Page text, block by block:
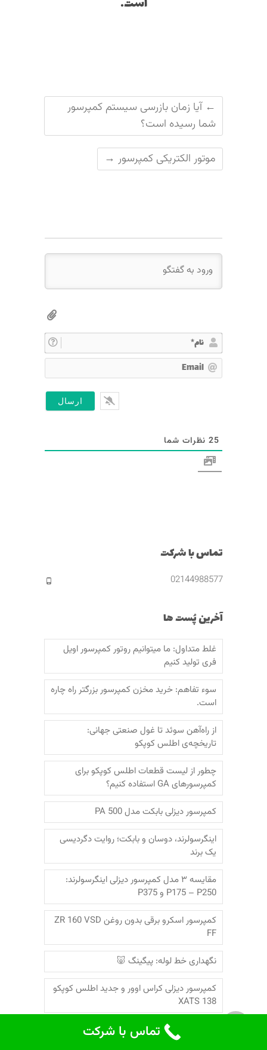
← آیا زمان بازرسی سیستم کمپرسور
شما رسیده است؟
موتور الکتریکی کمپرسور →
ا
مm
25 نظرات شما
تماس با شرکت
02144988577
آخرین پُست ها
غلط متداول: ما میتوانیم روتور کمپرسور اویل
فری تولید کنیم
سوء تفاهم: خرید مخزن کمپرسور بزرگتر راه چاره
است.
از راه‌آهن سوئد تا غول صنعتی جهانی:
تاریخچه‌ی اطلس کوپکو
چطور از لیست قطعات اطلس کوپکو برای
کمپرسورهای GA استفاده کنیم؟
کمپرسور دیزلی بابکت مدل PA 500
اینگرسولرند، دوسان و بابکت؛‌ روایت دگردیسی
یک برند
مقایسه ۳ مدل کمپرسور دیزلی اینگرسولرند:
P175 – P250 و P375
کمپرسور اسکرو برقی بدون روغن ZR 160 VSD
FF
نگهداری خط لوله: پیگینگ 🐷
کمپرسور دیزلی کراس اوور و جدید اطلس کوپکو
XATS 138
تماس با شرکت